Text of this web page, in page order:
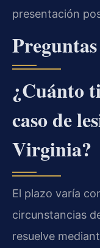
presentación
¿Cuánto
caso de
Virginia?
El plazo varía
circunstancias
resuelve